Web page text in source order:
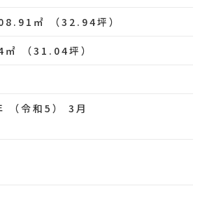
㎡ （32.94坪）
（31.04坪）
（令和5） 3月